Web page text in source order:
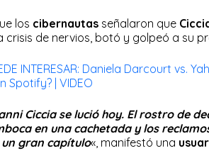
los cibernautas señalaron que
crisis de nervios, botó y golpeó a su
INTERESAR: Daniela Darcourt vs.
Spotify? | VIDEO
Ciccia se lució hoy. El rostro de
en una cachetada y los
un gran capítulo«, manifestó una